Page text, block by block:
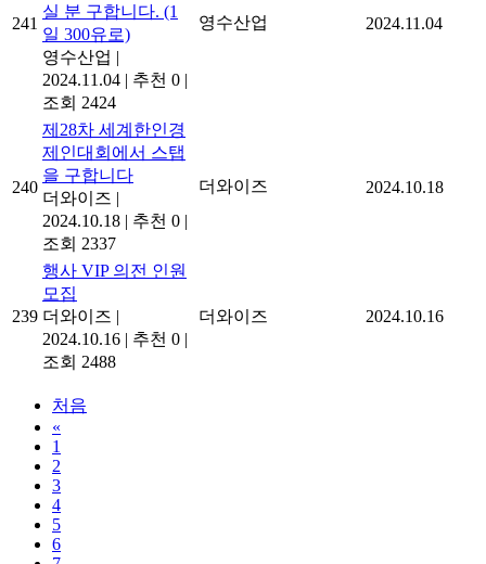
241
실 분 구합니다. (1
일 300유로)
영수산업 |
2024.11.04 | 추천 0 |
조회 2424
영수산업 2024.11.04
240
제28차 세계한인경
제인대회에서 스탭
을 구합니다
더와이즈 |
2024.10.18 | 추천 0 |
조회 2337
더와이즈 2024.10.18
239
행사 VIP 의전 인원
모집
더와이즈 |
2024.10.16 | 추천 0 |
조회 2488
더와이즈 2024.10.16
처음
«
1
2
3
4
5
6